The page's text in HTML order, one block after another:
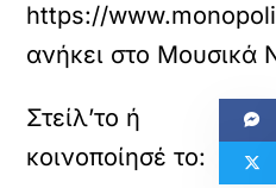
https://
ανήκει στο Μουσικά